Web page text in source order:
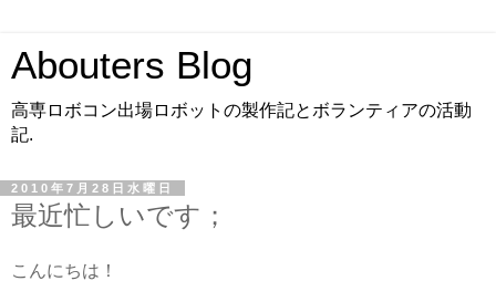
Abouters Blog
高専ロボコン出場ロボットの製作記とボランティアの活動
記.
2010年7月28日水曜日
最近忙しいです；
こんにちは！